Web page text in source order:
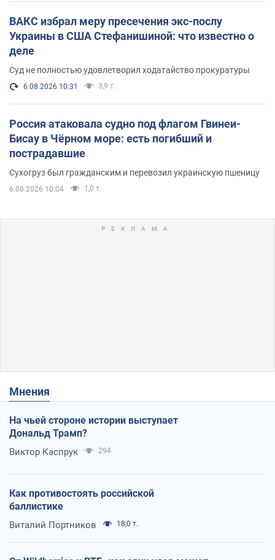
ВАКС избрал меру пресечения экс-послу
Украины в США Стефанишиной: что известно о
деле
Суд не полностью удовлетворил ходатайство прокуратуры
6.08.2026 10:31 3,9 т.
Россия атаковала судно под флагом Гвинеи-
Бисау в Чёрном море: есть погибший и
пострадавшие
Сухогруз был гражданским и перевозил украинскую пшеницу
6.08.2026 10:04 1,0 т.
Мнения
На чьей стороне истории выступает
Дональд Трамп?
Виктор Каспрук 294
Как противостоять российской
баллистике
Виталий Портников 18,0 т.